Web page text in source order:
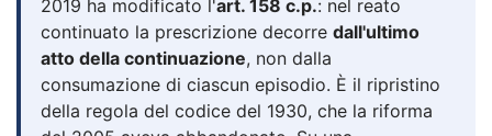
2019 ha modificato l'art. 158 c.p.: nel reato
continuato la prescrizione decorre dall'ultimo
atto della continuazione, non dalla
consumazione di ciascun episodio. È il ripristino
della regola del codice del 1930, che la riforma